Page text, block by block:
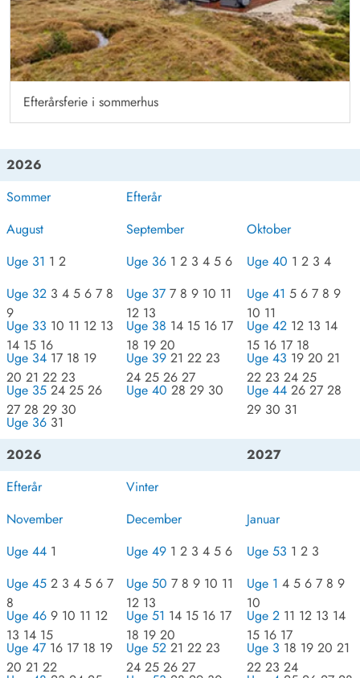
Efterårsferie i sommerhus
2026
Sommer
August
Uge 31 1 2
Uge 32 3 4 5 6 7 8
9
Uge 33 10 11 12 13
14 15 16
Uge 34 17 18 19
20 21 22 23
Uge 35 24 25 26
27 28 29 30
Uge 36 31
Efterår
September
Uge 36 1 2 3 4 5 6
Uge 37 7 8 9 10 11
12 13
Uge 38 14 15 16 17
18 19 20
Uge 39 21 22 23
24 25 26 27
Uge 40 28 29 30
Oktober
Uge 40 1 2 3 4
Uge 41 5 6 7 8 9
10 11
Uge 42 12 13 14
15 16 17 18
Uge 43 19 20 21
22 23 24 25
Uge 44 26 27 28
29 30 31
2026
Efterår
November
Uge 44 1
Uge 45 2 3 4 5 6 7
8
Uge 46 9 10 11 12
13 14 15
Uge 47 16 17 18 19
20 21 22
Vinter
December
Uge 49 1 2 3 4 5 6
Uge 50 7 8 9 10 11
12 13
Uge 51 14 15 16 17
18 19 20
Uge 52 21 22 23
24 25 26 27
2027
Januar
Uge 53 1 2 3
Uge 1 4 5 6 7 8 9
10
Uge 2 11 12 13 14
15 16 17
Uge 3 18 19 20 21
22 23 24